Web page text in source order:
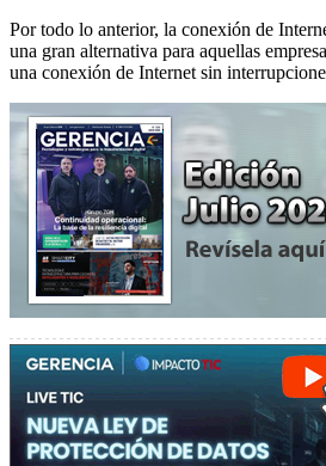
Por todo lo anterior, la conexión de
una gran alternativa para aquellas
una conexión de Internet sin